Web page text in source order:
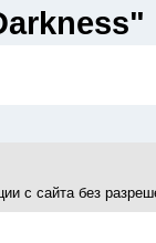
с сайта без